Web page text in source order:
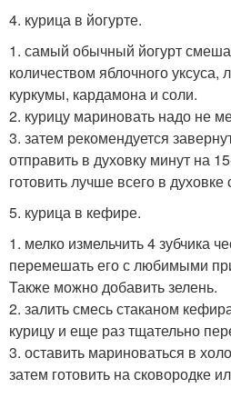
4. курица в йогурте.
1. самый обычный йогурт
количеством яблочного уксуса,
куркумы, кардамона и соли.
2. курицу мариновать надо не
3. затем рекомендуется
отправить в духовку минут на
готовить лучше всего в духовке
5. курица в кефире.
1. мелко измельчить 4 зубчика
перемешать его с любимыми
Также можно добавить зелень.
2. залить смесь стаканом
курицу и еще раз тщательно
3. оставить мариноваться в
затем готовить на сковородке